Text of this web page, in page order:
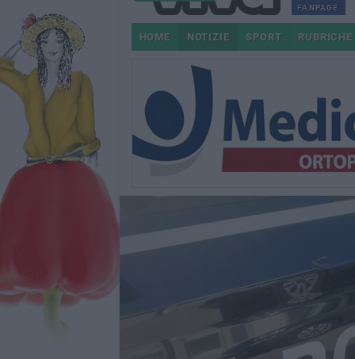
FANPAGE
HOME NOTIZIE SPORT RUBRICHE